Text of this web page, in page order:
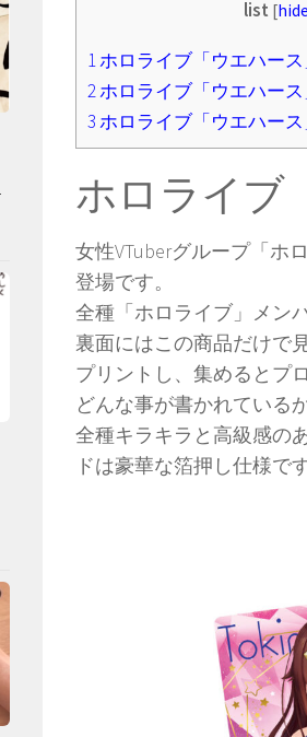
list [hide
1ホロライブ「ウエハー
2ホロライブ「ウエハー
3ホロライブ「ウエハー
ホロライブ
女性VTuberグループ「ホ
登場です。
全種「ホロライブ」メン
裏面にはこの商品だけで
プリントし、集めるとプ
どんな事が書かれている
全種キラキラと高級感の
ドは豪華な箔押し仕様です